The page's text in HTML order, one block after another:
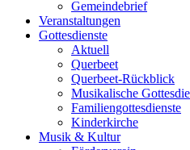
Gemeindebrief
Veranstaltungen
Gottesdienste
Aktuell
Querbeet
Querbeet-Rückblick
Musikalische
Familiengottesdienste
Kinderkirche
Musik & Kultur